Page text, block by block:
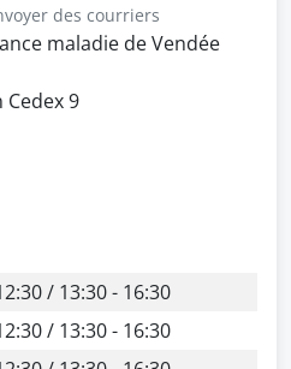
des courriers
maladie de Vendée
Cedex 9
/ 13:30 - 16:30
/ 13:30 - 16:30